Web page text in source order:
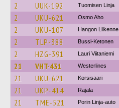
2 UUK-192 Tuomisen Linja
2 UKU-621 Osmo Aho
2 UKU-107 Hangon Liikenne
2 TLP-388 Bussi-Ketonen
2 HZG-391 Lauri Viitaniemi
21 VHT-431 Westerlines
21 UKU-621 Korsisaari
21 UKP-414 Rajala
21 TME-521 Porin Linja-auto